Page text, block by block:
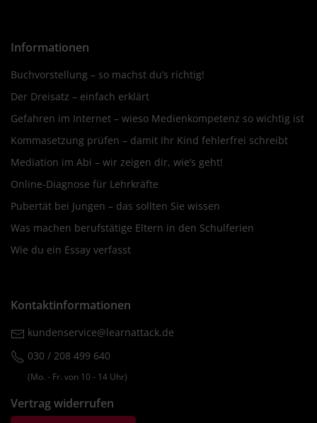
Informationen
Buchvorstellung – so machst du’s richtig!
Der Dreisatz – einfach erklärt
Gefahren im Internet – wieso Medienkompetenz so wichtig ist
Kommasetzung prüfen – damit Ihr Kind fehlerfrei schreibt
Mediation im Abi – wir zeigen dir, wie’s geht!
Online-Diagnose für Lehrkräfte
Pubertät bei Jungen – das sollten Sie wissen
Was machen berufstätige Eltern in den Schulferien
Wie du ein Essay verfasst
Kontaktinformationen
kundenservice@learnattack.de
030 / 208 499 640
(Mo. ‐ Fr. von 10 ‐ 14 Uhr)
Vertrag widerrufen